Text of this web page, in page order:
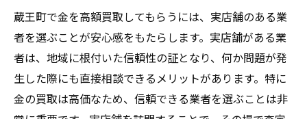
蔵王町で金を高額買取してもらうには、実店舗のある業
者を選ぶことが安心感をもたらします。実店舗がある業
者は、地域に根付いた信頼性の証となり、何か問題が発
生した際にも直接相談できるメリットがあります。特に
金の買取は高価なため、信頼できる業者を選ぶことは非